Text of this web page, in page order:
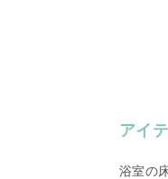
アイ
浴室の